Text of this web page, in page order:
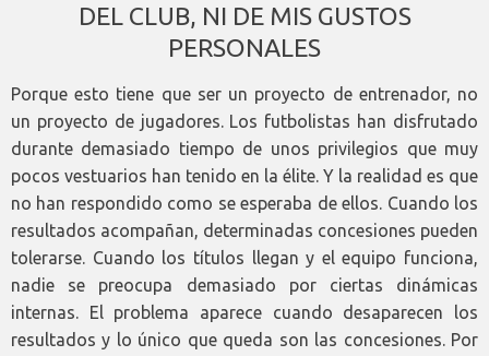
DEL CLUB, NI DE MIS GUSTOS
PERSONALES
Porque esto tiene que ser un proyecto de entrenador, no
un proyecto de jugadores. Los futbolistas han disfrutado
durante demasiado tiempo de unos privilegios que muy
pocos vestuarios han tenido en la élite. Y la realidad es que
no han respondido como se esperaba de ellos. Cuando los
resultados acompañan, determinadas concesiones pueden
tolerarse. Cuando los títulos llegan y el equipo funciona,
nadie se preocupa demasiado por ciertas dinámicas
internas. El problema aparece cuando desaparecen los
resultados y lo único que queda son las concesiones. Por